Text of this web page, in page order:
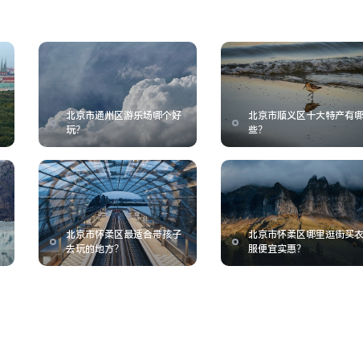
北京市通州区游乐场哪个好
玩？
北京市顺义区十大特产有哪
些？
北京市怀柔区最适合带孩子
去玩的地方？
北京市怀柔区哪里逛街买衣
服便宜实惠？